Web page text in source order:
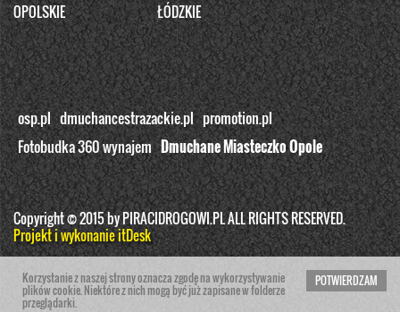
OPOLSKIE
ŁÓDZKIE
osp.pl dmuchancestrazackie.pl promotion.pl
Fotobudka 360 wynajem Dmuchane Miasteczko Opole
Copyright © 2015 by PIRACIDROGOWI.PL ALL RIGHTS RESERVED.
Projekt i wykonanie itDesk
Korzystanie z naszej strony oznacza zgodę na wykorzystywanie
plików cookie. Niektóre z nich mogą być już zapisane w folderze
przeglądarki.
POTWIERDZAM